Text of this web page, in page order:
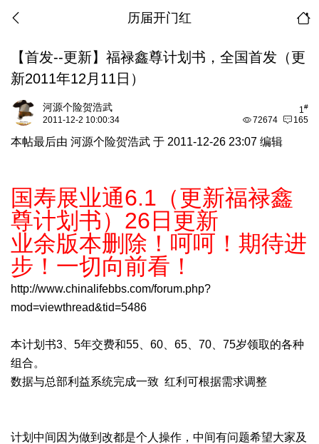
历届开门红
【首发--更新】福禄鑫尊计划书，全国首发（更
新2011年12月11日）
1#
河源个险贺浩武
72674 165
2011-12-2 10:00:34
本帖最后由 河源个险贺浩武 于 2011-12-26 23:07 编辑
国寿展业通6.1（更新福禄鑫
尊计划书）26日更新
业余版本删除！呵呵！期待进
步！一切向前看！
http://www.chinalifebbs.com/forum.php?
mod=viewthread&tid=5486
本计划书3、5年交费和55、60、65、70、75岁领取的各种
组合。
数据与总部利益系统完成一致 红利可根据需求调整
计划中间因为做到改都是个人操作，中间有问题希望大家及